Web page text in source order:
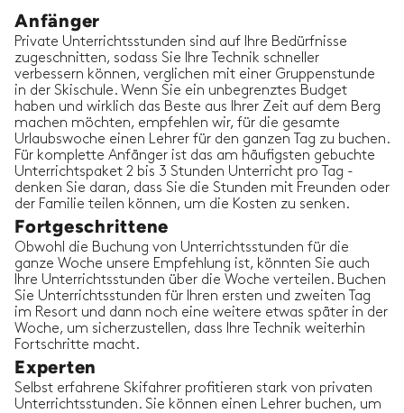
Anfänger
Private Unterrichtsstunden sind auf Ihre Bedürfnisse
zugeschnitten, sodass Sie Ihre Technik schneller
verbessern können, verglichen mit einer Gruppenstunde
in der Skischule. Wenn Sie ein unbegrenztes Budget
haben und wirklich das Beste aus Ihrer Zeit auf dem Berg
machen möchten, empfehlen wir, für die gesamte
Urlaubswoche einen Lehrer für den ganzen Tag zu buchen.
Für komplette Anfänger ist das am häufigsten gebuchte
Unterrichtspaket 2 bis 3 Stunden Unterricht pro Tag -
denken Sie daran, dass Sie die Stunden mit Freunden oder
der Familie teilen können, um die Kosten zu senken.
Fortgeschrittene
Obwohl die Buchung von Unterrichtsstunden für die
ganze Woche unsere Empfehlung ist, könnten Sie auch
Ihre Unterrichtsstunden über die Woche verteilen. Buchen
Sie Unterrichtsstunden für Ihren ersten und zweiten Tag
im Resort und dann noch eine weitere etwas später in der
Woche, um sicherzustellen, dass Ihre Technik weiterhin
Fortschritte macht.
Experten
Selbst erfahrene Skifahrer profitieren stark von privaten
Unterrichtsstunden. Sie können einen Lehrer buchen, um